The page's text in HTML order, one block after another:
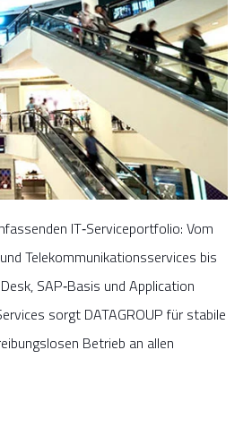
IT‑Serviceportfolio: Vom
Telekommunikationsservices bis
SAP‑Basis und Application
sorgt DATAGROUP für stabile
Betrieb an allen